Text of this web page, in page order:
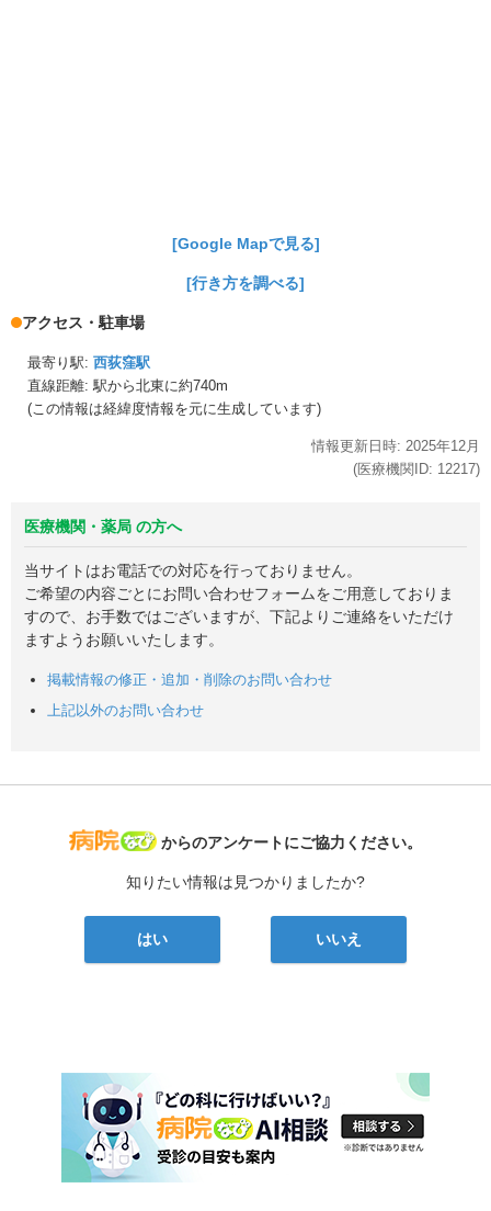
[Google Mapで見る]
[行き方を調べる]
アクセス・駐車場
最寄り駅: 西荻窪駅
直線距離: 駅から北東に約740m
(この情報は経緯度情報を元に生成しています)
情報更新日時: 2025年12月
(医療機関ID: 12217)
医療機関・薬局 の方へ
当サイトはお電話での対応を行っておりません。
ご希望の内容ごとにお問い合わせフォームをご用意しておりま
すので、お手数ではございますが、下記よりご連絡をいただけ
ますようお願いいたします。
掲載情報の修正・追加・削除のお問い合わせ
上記以外のお問い合わせ
病院なび
からのアンケートにご協力ください。
知りたい情報は見つかりましたか?
はい いいえ